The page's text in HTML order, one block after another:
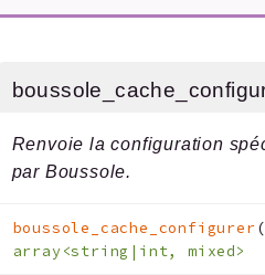
SCHEMA
Squelettes
Reports
Errors
Markers
Renvoie la configuration
par Boussole.
boussole_cache_configurer(
array<string|int, mixed>